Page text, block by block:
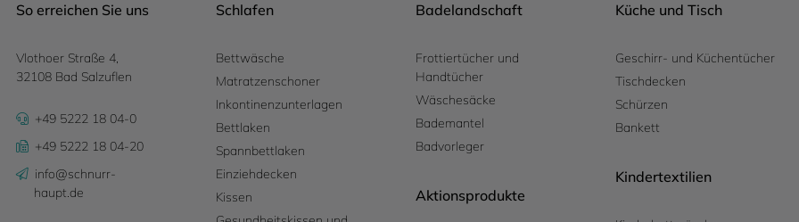
So erreichen Sie uns
Vlothoer Straße 4,
32108 Bad Salzuflen
+49 5222 18 04-0
+49 5222 18 04-20
info@schnurr-
haupt.de
Schlafen
Bettwäsche
Matratzenschoner
Inkontinenzunterlagen
Bettlaken
Spannbettlaken
Einziehdecken
Kissen
Badelandschaft
Frottiertücher und
Handtücher
Wäschesäcke
Bademantel
Badvorleger
Aktionsprodukte
Küche und Tisch
Geschirr- und Küchentücher
Tischdecken
Schürzen
Bankett
Kindertextilien